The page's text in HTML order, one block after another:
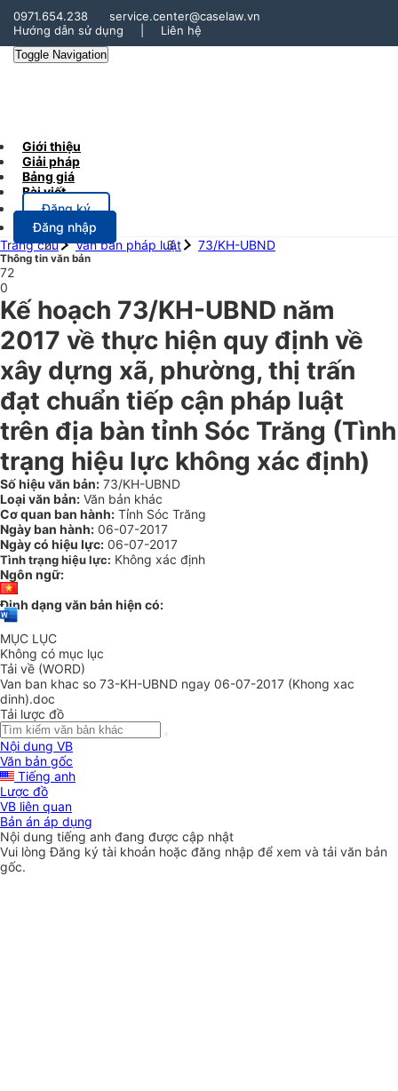
0971.654.238
service.center@caselaw.vn
Hướng dẫn sử dụng
Liên hệ
Toggle Navigation
Giới thiệu
Giải pháp
Bảng giá
Bài viết
Đăng ký
Đăng nhập
Trang chủ
Văn bản pháp luật 73/KH-UBND
Thông tin văn bản
72
0
Kế hoạch 73/KH-UBND năm
2017 về thực hiện quy định về
xây dựng xã, phường, thị trấn
đạt chuẩn tiếp cận pháp luật
trên địa bàn tỉnh Sóc Trăng (Tình
trạng hiệu lực không xác định)
Số hiệu văn bản: 73/KH-UBND
Loại văn bản: Văn bản khác
Cơ quan ban hành: Tỉnh Sóc Trăng
Ngày ban hành: 06-07-2017
Ngày có hiệu lực: 06-07-2017
Tình trạng hiệu lực: Không xác định
Ngôn ngữ:
Định dạng văn bản hiện có:
MỤC LỤC
Không có mục lục
Tải về (WORD)
Van ban khac so 73-KH-UBND ngay 06-07-2017 (Khong xac
dinh).doc
Tải lược đồ
Nội dung VB
Văn bản gốc
Tiếng anh
Lược đồ
VB liên quan
Bản án áp dụng
Nội dung tiếng anh đang được cập nhật
Vui lòngĐăng ký tài khoản hoặc đăng nhập để xem và tải văn bản
gốc.